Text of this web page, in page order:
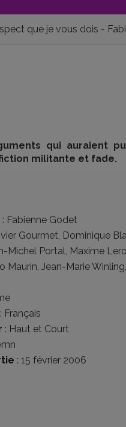
que je vous dois -
qui auraient
militante et fade.
: Fabienne Godet
Gourmet, Dominique
Michel Portal, Maxime
Maurin, Jean-Marie Winling,
: Français
: Haut et Court
: 15 février 2006